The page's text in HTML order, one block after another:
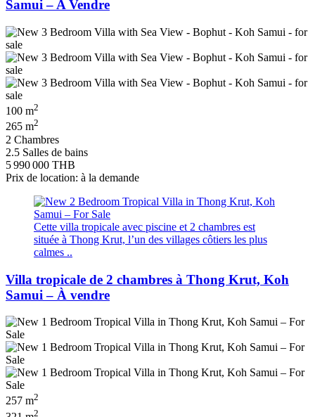
Samui – A Vendre
100 m2
265 m2
2 Chambres
2.5 Salles de bains
5 990 000 THB
Prix de location: à la demande
Cette villa tropicale avec piscine et 2 chambres est
située à Thong Krut, l’un des villages côtiers les plus
calmes ..
Villa tropicale de 2 chambres à Thong Krut, Koh
Samui – À vendre
257 m2
2